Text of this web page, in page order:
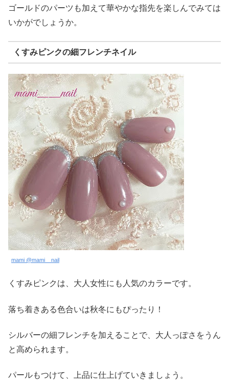
ゴールドのパーツも加えて華やかな指先を楽しんでみては
いかがでしょうか。
くすみピンクの細フレンチネイル
mami @mami__nail
くすみピンクは、大人女性にも人気のカラーです。
落ち着きある色合いは秋冬にもぴったり！
シルバーの細フレンチを加えることで、大人っぽさをうん
と高められます。
パールもつけて、上品に仕上げていきましょう。